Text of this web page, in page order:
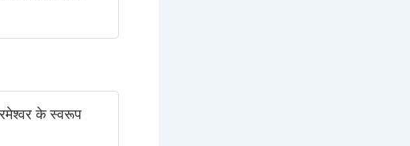
के स्वरूप